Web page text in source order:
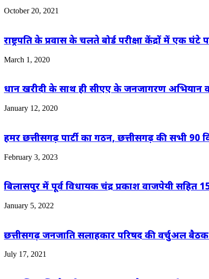
October 20, 2021
राष्ट्रपति के प्रवास के चलते बोर्ड परीक्षा केंद्रों में एक घंटे
March 1, 2020
धान खरीदी के साथ ही सीएए के जनजागरण अभियान
January 12, 2020
हमर छत्तीसगढ़ पार्टी का गठन, छत्तीसगढ़ की सभी
February 3, 2023
बिलासपुर में पूर्व विधायक चंद्र प्रकाश वाजपेयी सहित
January 5, 2022
छत्तीसगढ़ जनजाति सलाहकार परिषद की वर्चुअल
July 17, 2021